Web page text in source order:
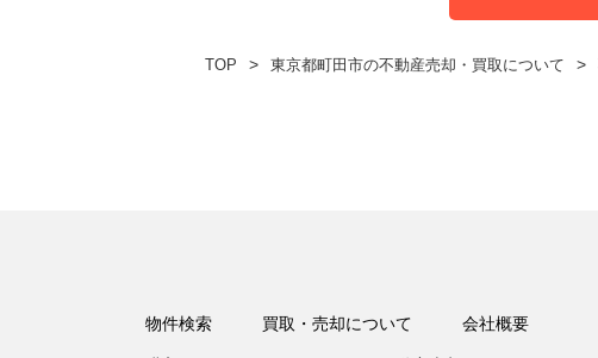
TOP 東京都町田市の不動産売却・買取について
物件検索 買取・売却について 会社概要